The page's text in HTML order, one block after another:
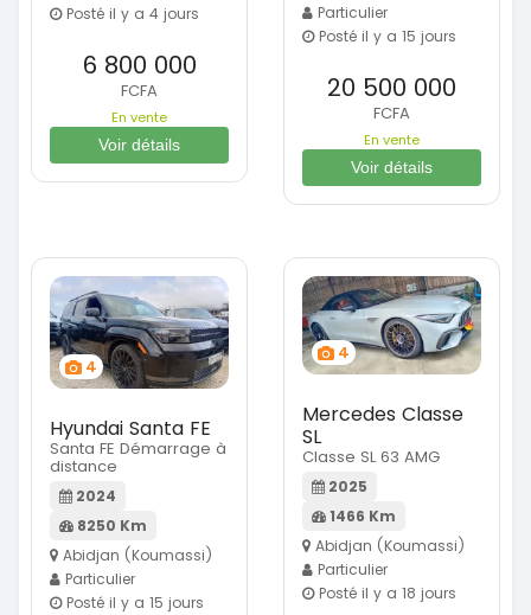
Posté il y a 4 jours
6 800 000
FCFA
En vente
Voir détails
Particulier
Posté il y a 15 jours
20 500 000
FCFA
En vente
Voir détails
4
Hyundai Santa FE
Santa FE Démarrage à
distance
2024
8250 Km
Abidjan (Koumassi)
Particulier
Posté il y a 15 jours
4
Mercedes Classe
SL
Classe SL 63 AMG
2025
1466 Km
Abidjan (Koumassi)
Particulier
Posté il y a 18 jours